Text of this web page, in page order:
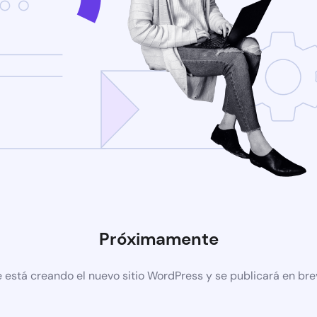
Próximamente
está creando el nuevo sitio WordPress y se publicará en